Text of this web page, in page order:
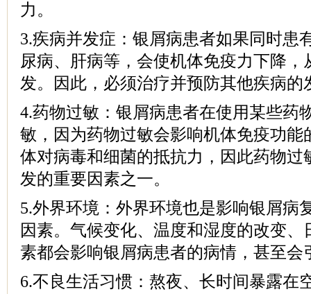
力。
3.疾病并发症：银屑病患者如果同时患
尿病、肝病等，会使机体免疫力下降，
发。因此，必须治疗并预防其他疾病的
4.药物过敏：银屑病患者在使用某些药
敏，因为药物过敏会影响机体免疫功能
体对病毒和细菌的抵抗力，因此药物过
发的重要因素之一。
5.外界环境：外界环境也是影响银屑病
因素。气候变化、温度和湿度的改变、
素都会影响银屑病患者的病情，甚至会
6.不良生活习惯：熬夜、长时间暴露在